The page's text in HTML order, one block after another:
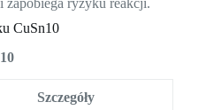
zapobiega ryzyku reakcji.
CuSn10
Szczegóły